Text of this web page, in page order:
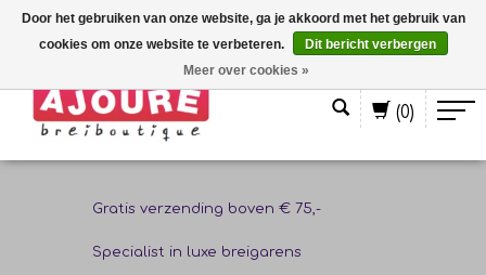
(0)
Gratis verzending boven € 75,-
Specialist in luxe breigarens
Door het gebruiken van onze website, ga je akkoord met het gebruik van
cookies om onze website te verbeteren.
Dit bericht verbergen
Meer over cookies »